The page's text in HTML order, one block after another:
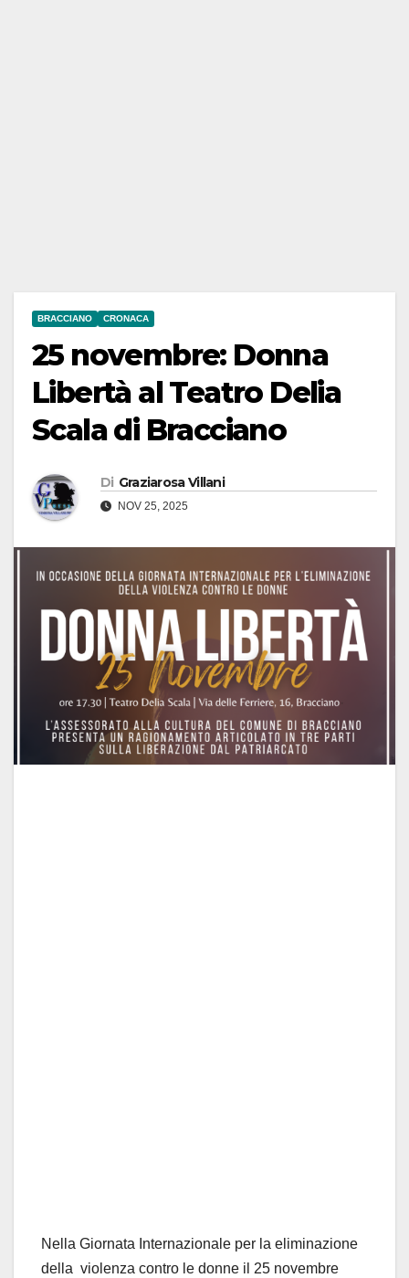
BRACCIANO CRONACA
25 novembre: Donna
Libertà al Teatro Delia
Scala di Bracciano
Di Graziarosa Villani
NOV 25, 2025
Nella Giornata Internazionale per la eliminazione
della violenza contro le donne il 25 novembre